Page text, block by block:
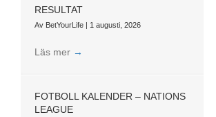
RESULTAT
Av BetYourLife | 1 augusti, 2026
Läs mer →
FOTBOLL KALENDER – NATIONS
LEAGUE